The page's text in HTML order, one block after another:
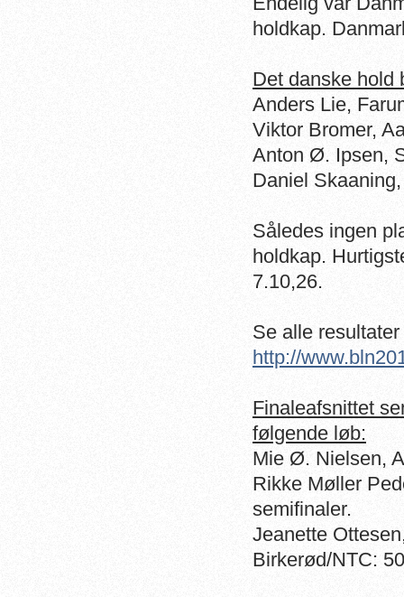
holdkap.
Det danske hold
Anders Lie,
Viktor Bromer,
Anton Ø. Ipsen,
Daniel
Således ingen
holdkap.
7.10,26.
Se alle
http://
Finaleafsnittet
følgende løb:
Mie Ø. Nielsen,
Rikke Møller
semifinaler.
Jeanette
Birkerød/NTC: